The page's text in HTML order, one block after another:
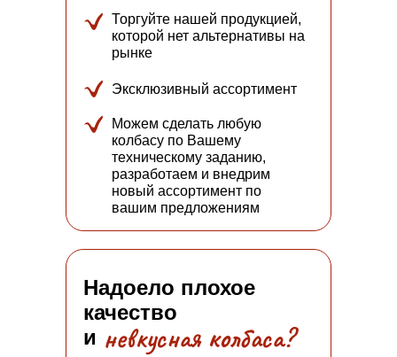
Торгуйте нашей продукцией,
которой нет альтернативы на
рынке
Эксклюзивный ассортимент
Можем сделать любую
колбасу по Вашему
техническому заданию,
разработаем и внедрим
новый ассортимент по
вашим предложениям
Надоело плохое
качество
и невкусная колбаса?